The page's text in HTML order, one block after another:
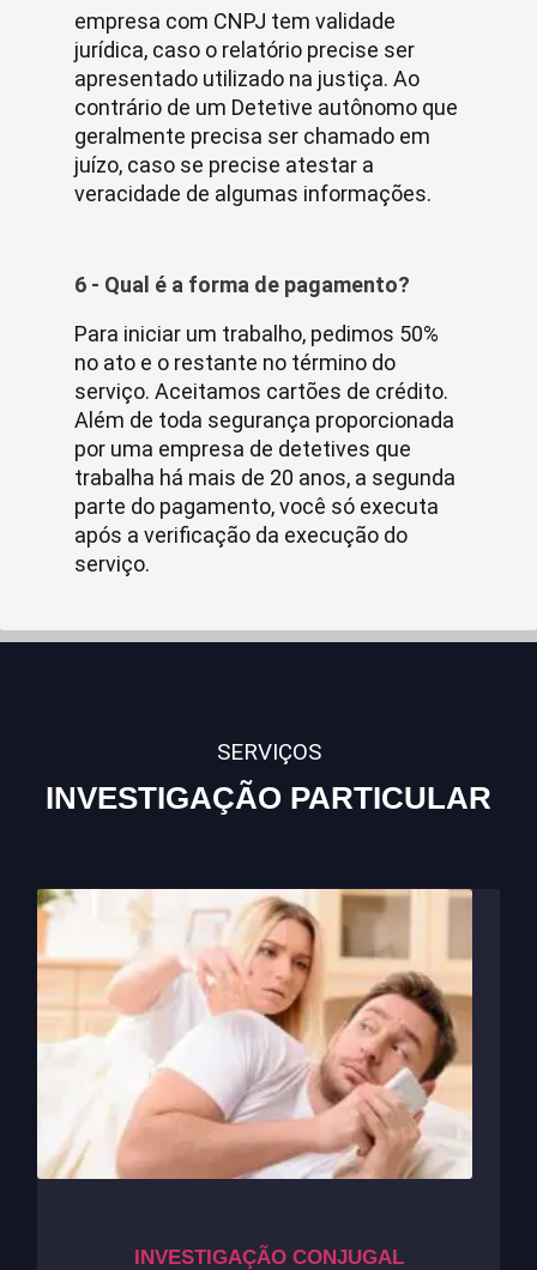
empresa com CNPJ tem validade
jurídica, caso o relatório precise ser
apresentado utilizado na justiça. Ao
contrário de um Detetive autônomo que
geralmente precisa ser chamado em
juízo, caso se precise atestar a
veracidade de algumas informações.
6 - Qual é a forma de pagamento?
Para iniciar um trabalho, pedimos 50%
no ato e o restante no término do
serviço. Aceitamos cartões de crédito.
Além de toda segurança proporcionada
por uma empresa de detetives que
trabalha há mais de 20 anos, a segunda
parte do pagamento, você só executa
após a verificação da execução do
serviço.
SERVIÇOS
INVESTIGAÇÃO PARTICULAR
INVESTIGAÇÃO CONJUGAL